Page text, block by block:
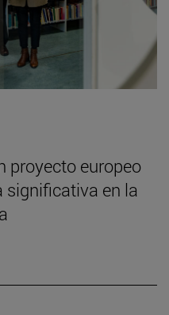
proyecto europeo
significativa en la